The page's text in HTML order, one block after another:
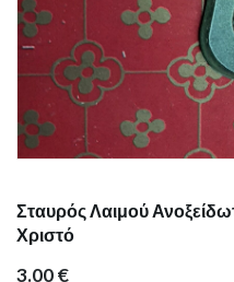
Σταυρός Λαιμού
Χριστό
3.00€